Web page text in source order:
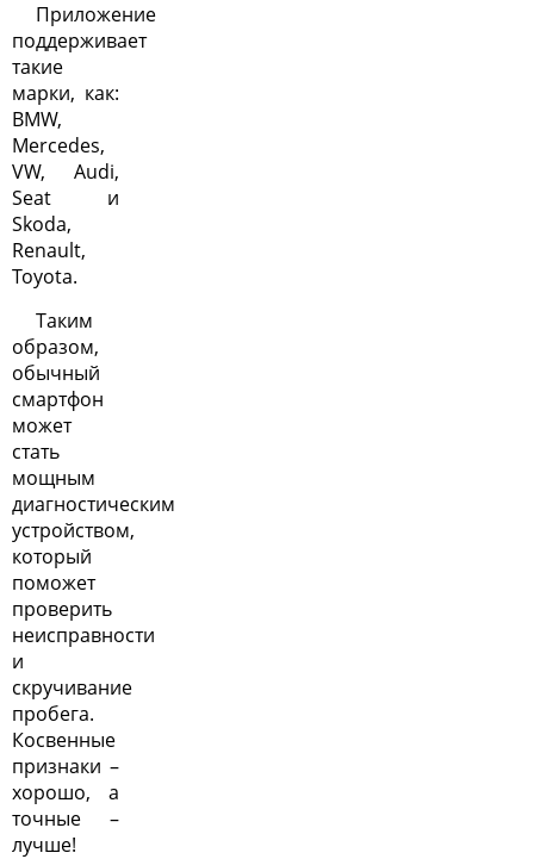
Приложение
поддерживает
такие
марки, как:
BMW,
Mercedes,
VW, Audi,
Seat и
Skoda,
Renault,
Toyota.
Таким
образом,
обычный
смартфон
может
стать
мощным
диагностическим
устройством,
который
поможет
проверить
неисправности
и
скручивание
пробега.
Косвенные
признаки –
хорошо, а
точные –
лучше!